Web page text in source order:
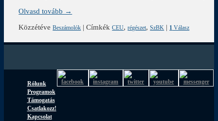
Olvasd tovább →
Közzétéve Beszámolók |Címkék CEU,régészet,SzBK | 1 Válasz
Rólunk
Programok
Támogatás
Csatlakozz!
Kapcsolat